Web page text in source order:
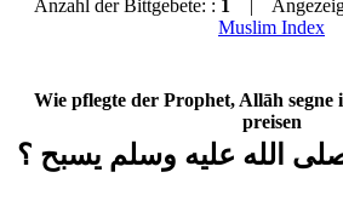
Anzahl der Bittgebete: : 1 |
Muslim Index
Wie pflegte der Prophet, Allāh segne
preisen
الله عليه وسلم يسبح ؟